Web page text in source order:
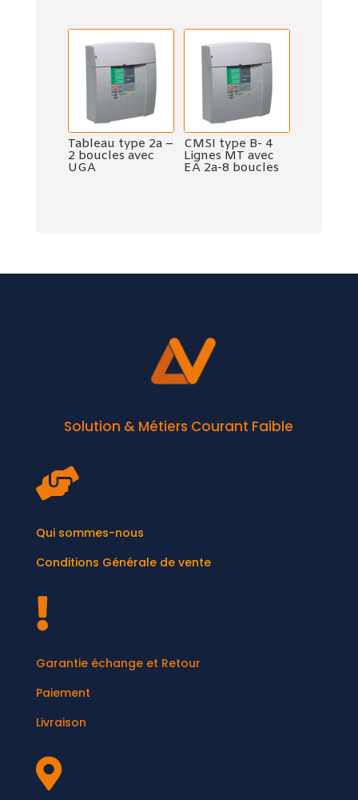
Tableau type 2a –
2 boucles avec
UGA
CMSI type B- 4
Lignes MT avec
EA 2a-8 boucles
Solution & Métiers Courant Faible

Qui sommes-nous
Conditions Générale de vente

Garantie échange et Retour
Paiement
Livraison
